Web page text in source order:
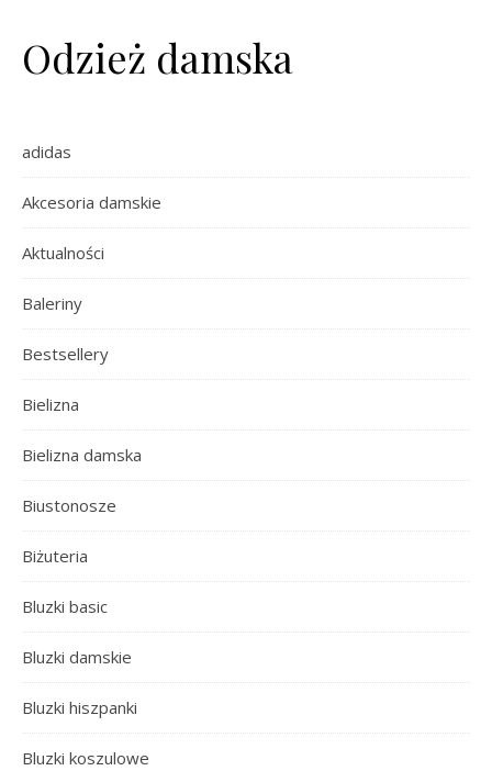
Odzież damska
adidas
Akcesoria damskie
Aktualności
Baleriny
Bestsellery
Bielizna
Bielizna damska
Biustonosze
Biżuteria
Bluzki basic
Bluzki damskie
Bluzki hiszpanki
Bluzki koszulowe